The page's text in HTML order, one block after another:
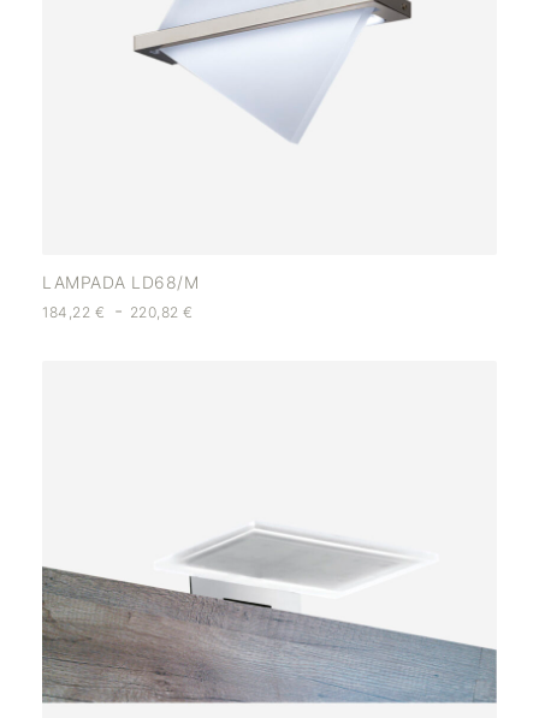
LAMPADA LD68/M
184,22 € - 220,82€